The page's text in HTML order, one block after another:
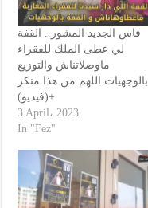
فاس الجديد المشور.. القفة
لي عطى الملك للفقراء
ماوصلاتناش والتوزيع
بالوجهيات اللهم من هذا منكر
+(فيديو)
3 April، 2023
In "Fez"